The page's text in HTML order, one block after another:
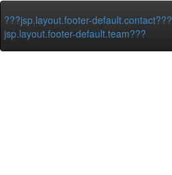
???jsp.layout.footer-default.contact???
jsp.layout.footer-default.team???